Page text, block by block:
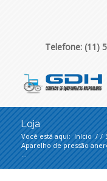
Telefone: (11)
Loja
Você está aqui: Início / /
Aparelho de pressão
...